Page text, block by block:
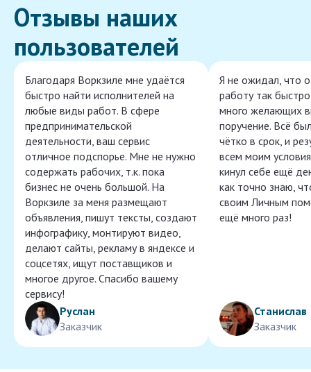
Отзывы наших
пользователей
Благодаря Воркзиле мне удаётся
быстро найти исполнителей на
любые виды работ. В сфере
предпринимательской
деятельности, ваш сервис
отличное подспорье. Мне не нужно
содержать рабочих, т.к. пока
бизнес не очень большой. На
Воркзиле за меня размещают
объявления, пишут тексты, создают
инфографику, монтируют видео,
делают сайты, рекламу в яндексе и
соцсетях, ищут поставщиков и
многое другое. Спасибо вашему
сервису!
Руслан
Заказчик
Я не ожидал, что
работу так
много желающих
поручение. Всё
чётко в срок, и
всем моим
кинул себе ещё
как точно знаю,
своим Личным
ещё много раз!
Станислав
Заказчик